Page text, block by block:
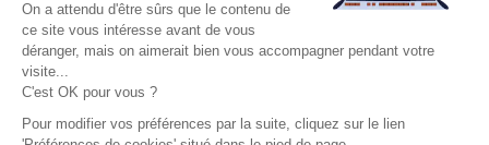
ToulouseNiceRennesNantesBrignais
Brest
Règlement Mentions légalesCGU / CGV